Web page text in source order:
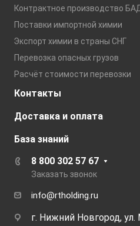
Контрактное производство
Поставки импортной химии
Экспорт химии в страны СНГ
Перевозка опасных грузов
Расчёт стоимости перевозки
Контакты
Доставка и оплата
База знаний
8 800 302 57 67
Заказать звонок
info@rtholding.ru
г. Нижний Новгород,